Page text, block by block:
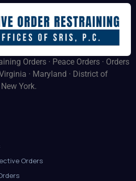
Orders · Peace Orders · Orders
· Maryland · District of
York.
Orders